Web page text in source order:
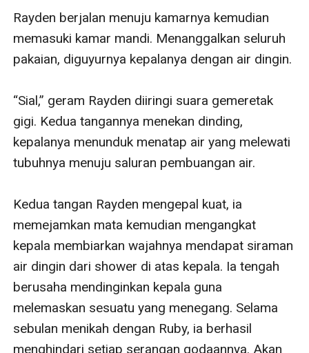
Rayden berjalan menuju kamarnya kemudian
memasuki kamar mandi. Menanggalkan seluruh
pakaian, diguyurnya kepalanya dengan air dingin.
“Sial,” geram Rayden diiringi suara gemeretak
gigi. Kedua tangannya menekan dinding,
kepalanya menunduk menatap air yang melewati
tubuhnya menuju saluran pembuangan air.
Kedua tangan Rayden mengepal kuat, ia
memejamkan mata kemudian mengangkat
kepala membiarkan wajahnya mendapat siraman
air dingin dari shower di atas kepala. Ia tengah
berusaha mendinginkan kepala guna
melemaskan sesuatu yang menegang. Selama
sebulan menikah dengan Ruby, ia berhasil
menghindari setiap serangan godaannya. Akan